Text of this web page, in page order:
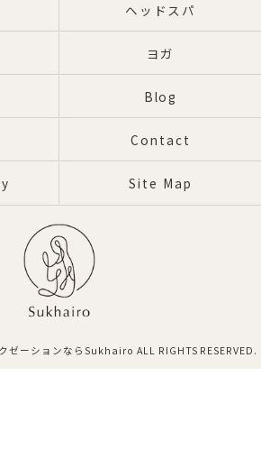
ヘッドスパ
ヨガ
Blog
Contact
Site Map
ゼーションならSukhairo ALL RIGHTS RESERVED.